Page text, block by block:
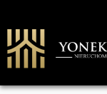
Rodzaj oferty